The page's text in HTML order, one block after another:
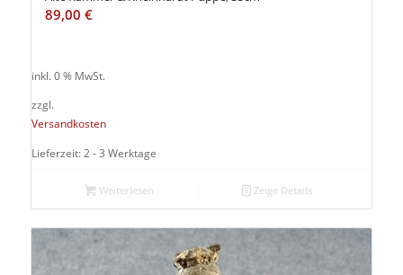
89,00 €
inkl. 0 % MwSt.
zzgl.
Versandkosten
Lieferzeit: 2 - 3 Werktage
Weiterlesen Zeige Details